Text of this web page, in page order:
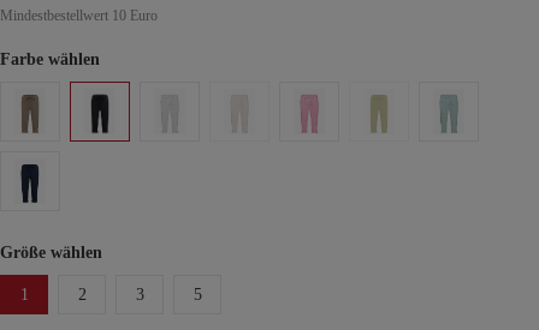
Mindestbestellwert 10 Euro
Farbe wählen
Größe wählen
1 2 3 5